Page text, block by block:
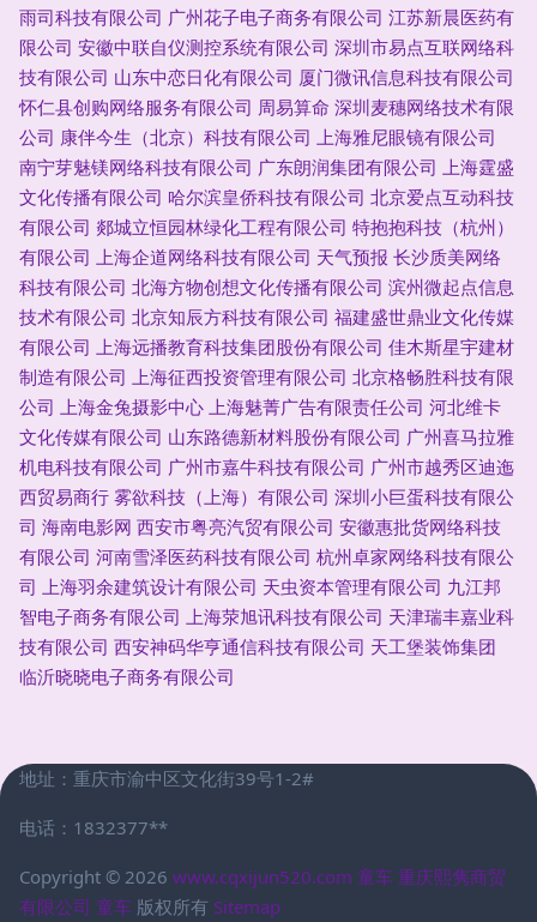
雨司科技有限公司 广州花子电子商务有限公司 江苏新晨医药有
限公司 安徽中联自仪测控系统有限公司 深圳市易点互联网络科
技有限公司 山东中恋日化有限公司 厦门微讯信息科技有限公司
怀仁县创购网络服务有限公司 周易算命 深圳麦穗网络技术有限
公司 康伴今生（北京）科技有限公司 上海雅尼眼镜有限公司
南宁芽魅镁网络科技有限公司 广东朗润集团有限公司 上海霆盛
文化传播有限公司 哈尔滨皇侨科技有限公司 北京爱点互动科技
有限公司 郯城立恒园林绿化工程有限公司 特抱抱科技（杭州）
有限公司 上海企道网络科技有限公司 天气预报 长沙质美网络
科技有限公司 北海方物创想文化传播有限公司 滨州微起点信息
技术有限公司 北京知辰方科技有限公司 福建盛世鼎业文化传媒
有限公司 上海远播教育科技集团股份有限公司 佳木斯星宇建材
制造有限公司 上海征西投资管理有限公司 北京格畅胜科技有限
公司 上海金兔摄影中心 上海魅菁广告有限责任公司 河北维卡
文化传媒有限公司 山东路德新材料股份有限公司 广州喜马拉雅
机电科技有限公司 广州市嘉牛科技有限公司 广州市越秀区迪迤
西贸易商行 雾欲科技（上海）有限公司 深圳小巨蛋科技有限公
司 海南电影网 西安市粤亮汽贸有限公司 安徽惠批货网络科技
有限公司 河南雪泽医药科技有限公司 杭州卓家网络科技有限公
司 上海羽余建筑设计有限公司 天虫资本管理有限公司 九江邦
智电子商务有限公司 上海荥旭讯科技有限公司 天津瑞丰嘉业科
技有限公司 西安神码华亨通信科技有限公司 天工堡装饰集团
临沂晓晓电子商务有限公司
地址：重庆市渝中区文化街39号1-2#
电话：1832377**
Copyright © 2026 www.cqxijun520.com 童车 重庆熙隽商贸
有限公司 童车 版权所有 Sitemap